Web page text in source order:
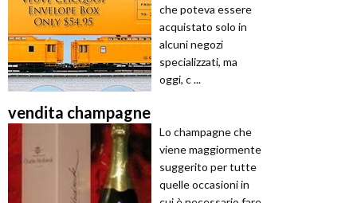
che poteva essere
acquistato solo in
alcuni negozi
specializzati, ma
oggi, c ...
vendita champagne
Lo champagne che
viene maggiormente
suggerito per tutte
quelle occasioni in